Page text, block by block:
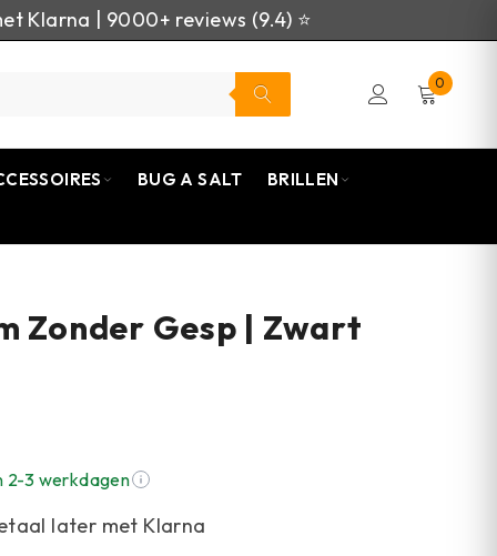
Klarna | 9000+ reviews (9.4) ⭐
0
BUG A SALT
BRILLEN
Zonder Gesp | Zwart
2-3 werkdagen
later met Klarna